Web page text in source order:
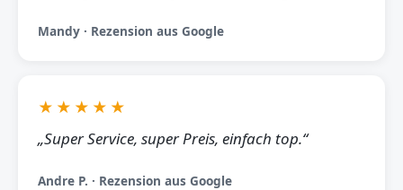
Mandy · Rezension aus Google
★★★★★
„Super Service, super Preis, einfach top.“
Andre P. · Rezension aus Google